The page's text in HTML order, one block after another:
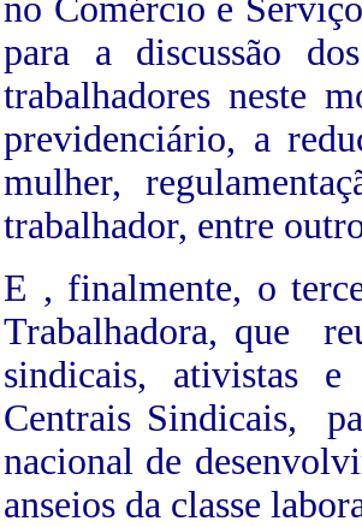
no Comércio e
para a discussão
trabalhadores neste
previdenciário, a
mulher,
trabalhador, entre
E , finalmente, o
Trabalhadora, que
sindicais, ativistas
Centrais Sindicais,
nacional de
anseios da classe